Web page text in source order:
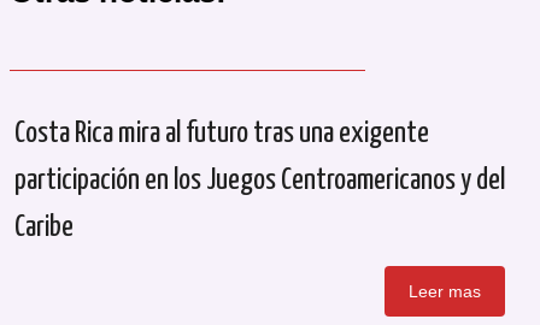
Costa Rica mira al futuro tras una exigente
participación en los Juegos Centroamericanos y del
Caribe
Leer mas